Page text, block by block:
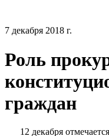
7 декабря 2018 г.
Роль
граждан
12 декабря